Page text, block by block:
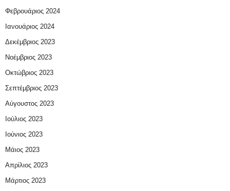
Φεβρουάριος 2024
Ιανουάριος 2024
Δεκέμβριος 2023
Νοέμβριος 2023
Οκτώβριος 2023
Σεπτέμβριος 2023
Αύγουστος 2023
Ιούλιος 2023
Ιούνιος 2023
Μάιος 2023
Απρίλιος 2023
Μάρτιος 2023